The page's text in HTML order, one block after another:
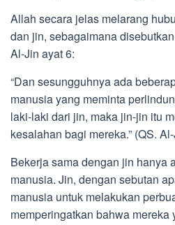
Allah secara jelas melarang
dan jin, sebagaimana
Al-Jin ayat 6:
“Dan sesungguhnya ada
manusia yang meminta
laki-laki dari jin, maka jin-jin itu
kesalahan bagi mereka.” (QS.
Bekerja sama dengan jin hanya
manusia. Jin, dengan sebutan
manusia untuk melakukan
memperingatkan bahwa mereka